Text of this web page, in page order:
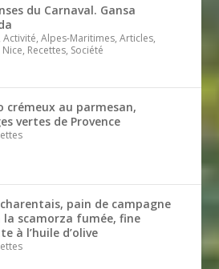
du Carnaval. Gansa
Activité, Alpes-Maritimes, Articles,
Recettes, Société
crémeux au parmesan,
vertes de Provence
pain de campagne
la scamorza fumée, fine
à l’huile d’olive